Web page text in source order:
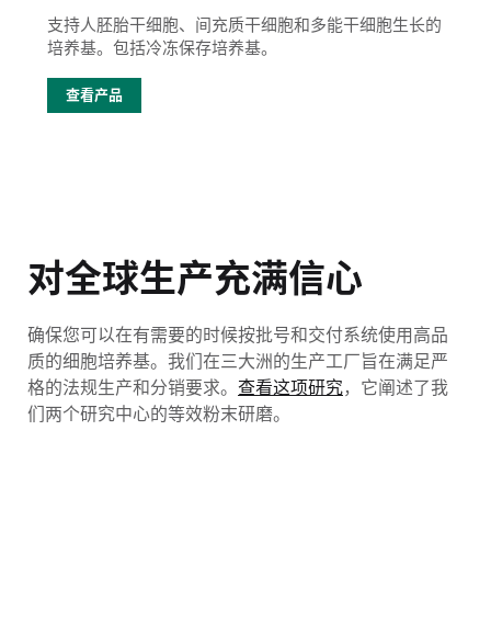
支持人胚胎干细胞、间充质干细胞和多能干细胞生长的
培养基。包括冷冻保存培养基。
查看产品
对全球生产充满信心
确保您可以在有需要的时候按批号和交付系统使用高品
质的细胞培养基。我们在三大洲的生产工厂旨在满足严
格的法规生产和分销要求。 查看这项研究，它阐述了我
们两个研究中心的等效粉末研磨。